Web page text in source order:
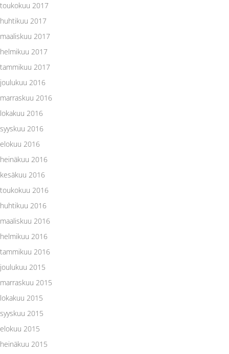
toukokuu 2017
huhtikuu 2017
maaliskuu 2017
helmikuu 2017
tammikuu 2017
joulukuu 2016
marraskuu 2016
lokakuu 2016
syyskuu 2016
elokuu 2016
heinäkuu 2016
kesäkuu 2016
toukokuu 2016
huhtikuu 2016
maaliskuu 2016
helmikuu 2016
tammikuu 2016
joulukuu 2015
marraskuu 2015
lokakuu 2015
syyskuu 2015
elokuu 2015
heinäkuu 2015